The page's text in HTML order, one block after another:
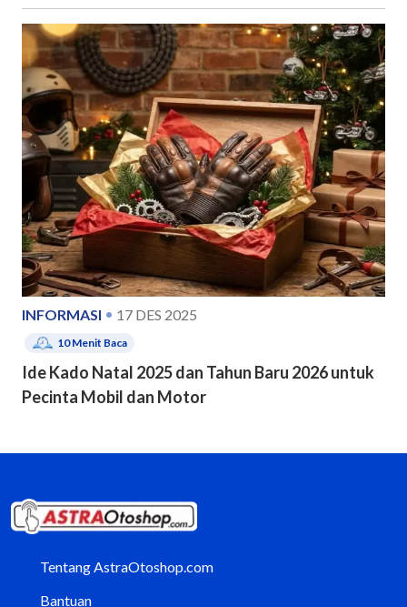
INFORMASI 17 DES 2025
10Menit Baca
Ide Kado Natal 2025 dan Tahun Baru 2026 untuk
Pecinta Mobil dan Motor
Tentang AstraOtoshop.com
Bantuan